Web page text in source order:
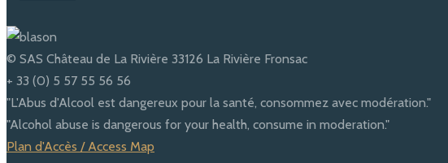
© SAS Château de La Rivière 33126 La Rivière Fronsac
+ 33 (0) 5 57 55 56 56
"L'Abus d'Alcool est dangereux pour la santé, consommez avec modération."
"Alcohol abuse is dangerous for your health, consume in moderation."
Plan d'Accès / Access Map